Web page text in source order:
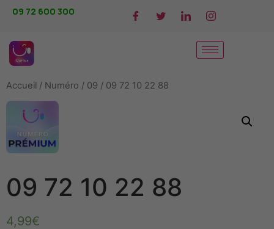
09 72 600 300
Accueil / Numéro / 09 / 09 72 10 22 88
09 72 10 22 88
4,99€